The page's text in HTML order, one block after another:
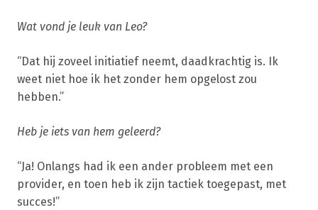
Wat vond je leuk van Leo?
“Dat hij zoveel initiatief neemt, daadkrachtig is. Ik
weet niet hoe ik het zonder hem opgelost zou
hebben.”
Heb je iets van hem geleerd?
“Ja! Onlangs had ik een ander probleem met een
provider, en toen heb ik zijn tactiek toegepast, met
succes!”